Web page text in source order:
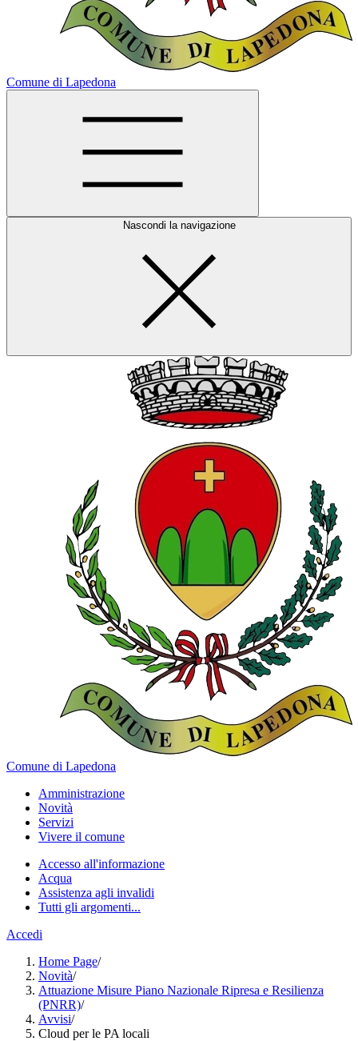
Comune di Lapedona
Nascondi la navigazione
Comune di Lapedona
Amministrazione
Novità
Servizi
Vivere il comune
Accesso all'informazione
Acqua
Assistenza agli invalidi
Tutti gli argomenti...
Accedi
Home Page/
Novità/
Attuazione Misure Piano Nazionale Ripresa e Resilienza
(PNRR)/
Avvisi/
Cloud per le PA locali